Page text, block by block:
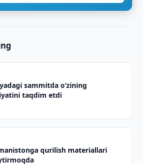
sammitda oʻzining
taqdim etdi
qurilish materiallari